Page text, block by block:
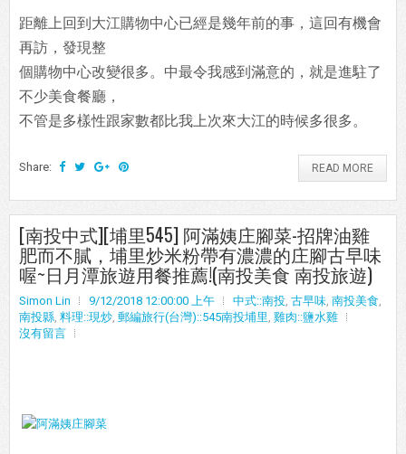
距離上回到大江購物中心已經是幾年前的事，這回有機會
再訪，發現整
個購物中心改變很多。中最令我感到滿意的，就是進駐了
不少美食餐廳，
不管是多樣性跟家數都比我上次來大江的時候多很多。
Share: READ MORE
[南投中式][埔里545] 阿滿姨庄腳菜-招牌油雞
肥而不膩，埔里炒米粉帶有濃濃的庄腳古早味
喔~日月潭旅遊用餐推薦!(南投美食 南投旅遊)
Simon Lin 9/12/2018 12:00:00 上午 中式::南投, 古早味, 南投美食,
南投縣, 料理::現炒, 郵編旅行(台灣)::545南投埔里, 雞肉::鹽水雞
沒有留言